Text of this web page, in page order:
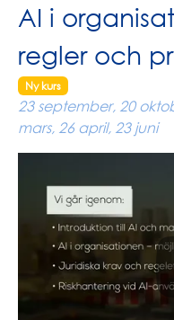
AI i
regler och
Ny kurs
23 september, 20
mars, 26 april, 23 juni